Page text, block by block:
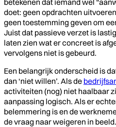
doet: geen opdrachten
geen toestemming geven om
Juist dat passieve verzet is
laten zien wat er concreet is
vervolgens niet is gebeurd.
Een belangrijk onderscheid is
dan ‘niet willen’. Als de
activiteiten (nog) niet haalbaar
aanpassing logisch. Als er
belemmering is en de
de vraag naar weigeren in beeld.